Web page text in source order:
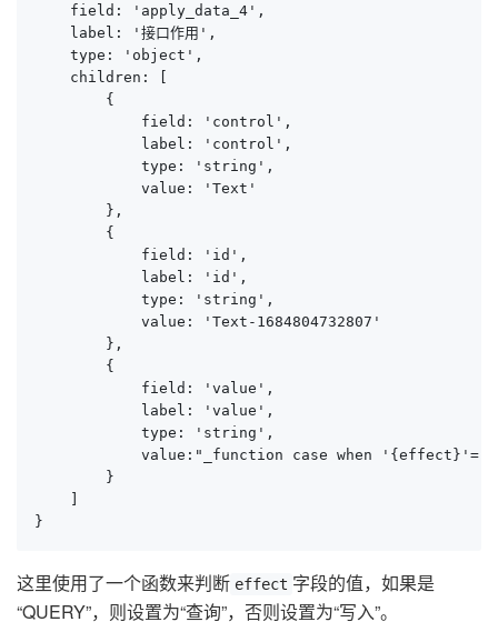
    field: 'apply_data_4',
    label: '接口作用',
    type: 'object',
    children: [
        {
            field: 'control',
            label: 'control',
            type: 'string',
            value: 'Text'
        },
        {
            field: 'id',
            label: 'id',
            type: 'string',
            value: 'Text-1684804732807'
        },
        {
            field: 'value',
            label: 'value',
            type: 'string',
value:"_function case when
        }
    ]
}
这里使用了一个函数来判断 effect 字段的值，如果是
“QUERY”，则设置为“查询”，否则设置为“写入”。